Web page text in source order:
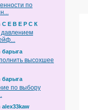
по
С Е В Е Р С К
барыга
высохшее
барыга
по выбору
alex33kaw